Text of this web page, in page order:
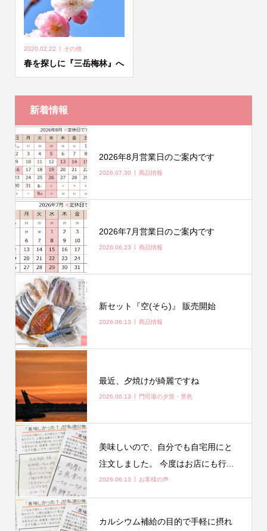
2020.02.22 その他
春を探しに『三岳梅林』へ
新着情報
2026年8月営業日のご案内です
2026.07.30 商品情報
2026年7月営業日のご案内です
2026.06.23 商品情報
新セット『空(そら)』 販売開始
2026.06.13 商品情報
最近、夕焼けが綺麗ですね
2026.06.13 門司港の夕景・景色
美味しいので、自分でも自宅用にと
注文しました。 今度はお店にも行...
2026.06.13 お客様の声
カルシウム補給の目的で手軽に摂れ